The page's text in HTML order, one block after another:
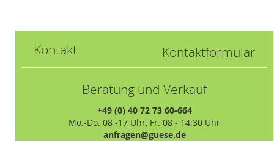
Kontakt Kontaktformular
Beratung und Verkauf
+49 (0) 40 72 73 60-664
Mo.-Do. 08 -17 Uhr, Fr. 08 - 14:30 Uhr
anfragen@guese.de